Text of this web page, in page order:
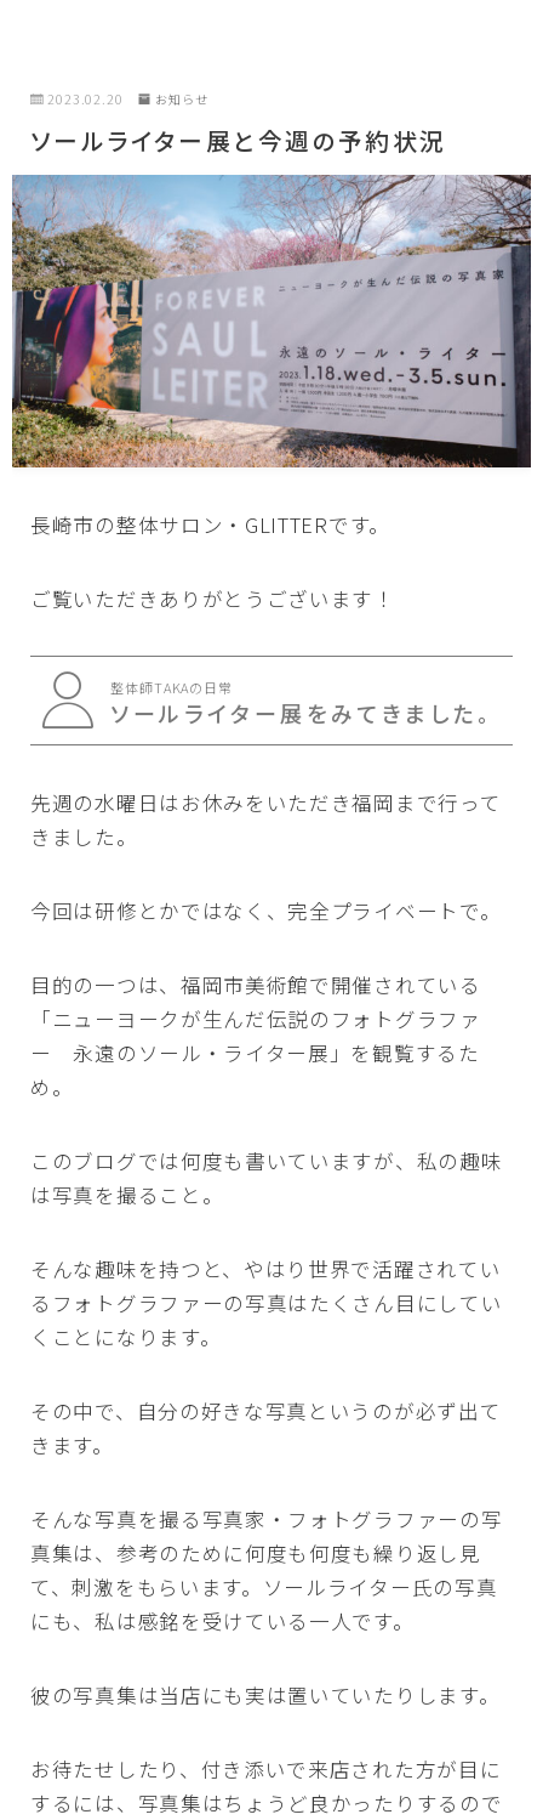
2023.02.20 お知らせ
ソールライター展と今週の予約状況
長崎市の整体サロン・GLITTERです。
ご覧いただきありがとうございます！
整体師TAKAの日常
ソールライター展をみてきました。
先週の水曜日はお休みをいただき福岡まで行って
きました。
今回は研修とかではなく、完全プライベートで。
目的の一つは、福岡市美術館で開催されている
「ニューヨークが生んだ伝説のフォトグラファ
ー 永遠のソール・ライター展」を観覧するた
め。
このブログでは何度も書いていますが、私の趣味
は写真を撮ること。
そんな趣味を持つと、やはり世界で活躍されてい
るフォトグラファーの写真はたくさん目にしてい
くことになります。
その中で、自分の好きな写真というのが必ず出て
きます。
そんな写真を撮る写真家・フォトグラファーの写
真集は、参考のために何度も何度も繰り返し見
て、刺激をもらいます。ソールライター氏の写真
にも、私は感銘を受けている一人です。
彼の写真集は当店にも実は置いていたりします。
お待たせしたり、付き添いで来店された方が目に
するには、写真集はちょうど良かったりするので